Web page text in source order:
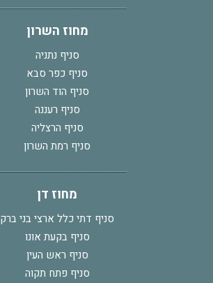
מחוז השרון
סניף נתניה
סניף כפר סבא
סניף הוד השרון
סניף רעננה
סניף הרצליה
סניף רמת השרון
מחוז דן
סניף דתי כלל ארצי בני ברק
סניף בקעת אונו
סניף ראש העין
סניף פתח תקוה